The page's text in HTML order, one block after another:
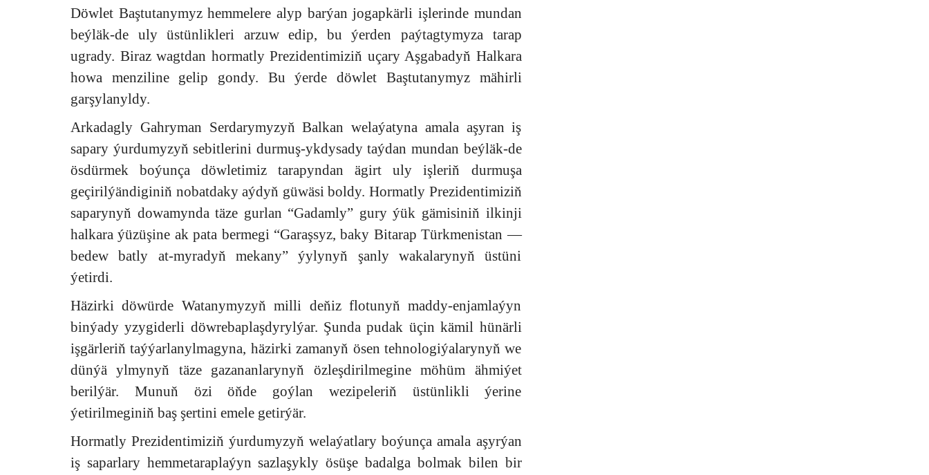
Döwlet Baştutanymyz hemmelere alyp barýan jogapkärli işlerinde mundan
beýläk-de uly üstünlikleri arzuw edip, bu ýerden paýtagtymyza tarap
ugrady. Biraz wagtdan hormatly Prezidentimiziň uçary Aşgabadyň Halkara
howa menziline gelip gondy. Bu ýerde döwlet Baştutanymyz mähirli
garşylanyldy.
Arkadagly Gahryman Serdarymyzyň Balkan welaýatyna amala aşyran iş
sapary ýurdumyzyň sebitlerini durmuş-ykdysady taýdan mundan beýläk-de
ösdürmek boýunça döwletimiz tarapyndan ägirt uly işleriň durmuşa
geçirilýändiginiň nobatdaky aýdyň güwäsi boldy. Hormatly Prezidentimiziň
saparynyň dowamynda täze gurlan “Gadamly” gury ýük gämisiniň ilkinji
halkara ýüzüşine ak pata bermegi “Garaşsyz, baky Bitarap Türkmenistan —
bedew batly at-myradyň mekany” ýylynyň şanly wakalarynyň üstüni
ýetirdi.
Häzirki döwürde Watanymyzyň milli deňiz flotunyň maddy-enjamlaýyn
binýady yzygiderli döwrebaplaşdyrylýar. Şunda pudak üçin kämil hünärli
işgärleriň taýýarlanylmagyna, häzirki zamanyň ösen tehnologiýalarynyň we
dünýä ylmynyň täze gazananlarynyň özleşdirilmegine möhüm ähmiýet
berilýär. Munuň özi öňde goýlan wezipeleriň üstünlikli ýerine
ýetirilmeginiň baş şertini emele getirýär.
Hormatly Prezidentimiziň ýurdumyzyň welaýatlary boýunça amala aşyrýan
iş saparlary hemmetaraplaýyn sazlaşykly ösüşe badalga bolmak bilen bir